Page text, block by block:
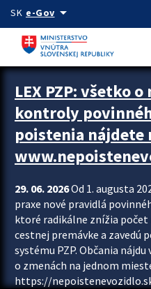
Preskocit na hlavný obsah
SK e-Govarrow_drop_down
Zastavit automatický posun
LEX PZP: všetko
kontroly
poistenia nájdete
29. 06. 2026Od 1. augusta
praxe nové pravidlá
ktoré radikálne znížia
cestnej premávke a zavedú
systému PZP. Občania
o zmenách na jednom
https://